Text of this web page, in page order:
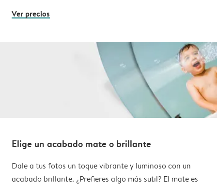
Ver precios
Elige un acabado mate o brillante
Dale a tus fotos un toque vibrante y luminoso con un
acabado brillante. ¿Prefieres algo más sutil? El mate es